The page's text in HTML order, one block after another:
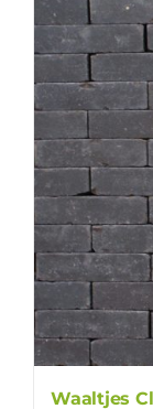
Waaltjes